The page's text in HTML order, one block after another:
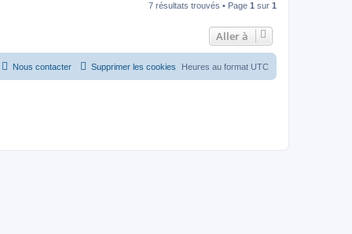
7 résultats trouvés • Page 1 sur 1
Aller à
Heures au format UTC
Supprimer les cookies
Nous contacter